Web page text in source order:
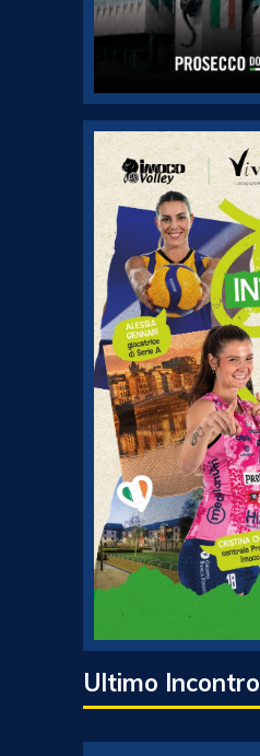
Ultimo Incontro